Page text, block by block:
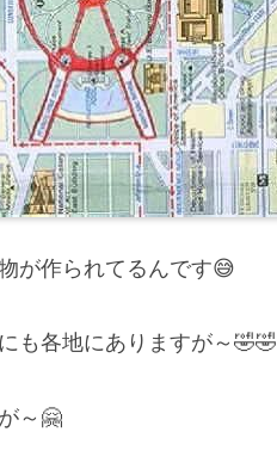
が作られてるんです😅
も各地にありますが～🤣🤣
～🤗